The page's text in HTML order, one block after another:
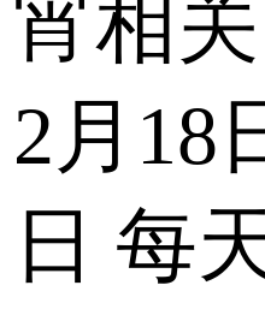
宵相关
2月18
日 每